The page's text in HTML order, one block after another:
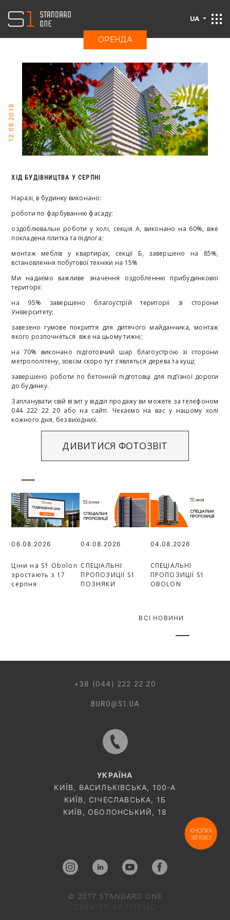
ОРЕНДА
UA
12.08.2019
ХІД БУДІВНИЦТВА У СЕРПНІ
Наразі, в будинку виконано:
роботи по фарбуванню фасаду;
оздоблювальні роботи у холі, секція А, виконано на 60%, вже
покладена плитка та підлога;
монтаж меблів у квартирах, секції Б, завершено на 85%,
встановлення побутової техніки на 15%
Ми надаємо важливе значення оздобленню прибудинкової
території:
на 95% завершено благоустрій території зі сторони
Університету;
завезено гумове покриття для дитячого майданчика, монтаж
якого розпочнеться вже на цьому тижні;
на 70% виконано підготовчий шар благоустрою зі сторони
метрополітену, зовсім скоро тут з’являться дерева та кущі;
завершено роботи по бетонній підготовці для під’їзної дороги
до будинку.
Запланувати свій візит у відділ продажу ви можете за телефоном
044 222 22 20 або на сайті. Чекаємо на вас у нашому холі
кожного дня, без вихідних.
ДИВИТИСЯ ФОТОЗВІТ
06.08.2026
Ціни на S1 Obolon
зростають з 17
серпня
04.08.2026
СПЕЦІАЛЬНІ
ПРОПОЗИЦІЇ S1
ПОЗНЯКИ
04.08.2026
СПЕЦІАЛЬНІ
ПРОПОЗИЦІЇ S1
OBOLON
ВСІ НОВИНИ
+38 (044) 222 22 20
УКРАЇНА
КИЇВ, ВАСИЛЬКІВСЬКА, 100-A
КИЇВ, СІЧЕСЛАВСЬКА, 1Б
КИЇВ, ОБОЛОНСЬКИЙ, 18
© 2017 STANDARD ONE
КНОПКА
ЗВ'ЯЗКУ